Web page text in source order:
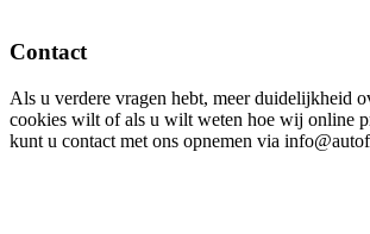
Contact
Als u verdere vragen hebt, meer duidelijkheid
cookies wilt of als u wilt weten hoe wij online
kunt u contact met ons opnemen via